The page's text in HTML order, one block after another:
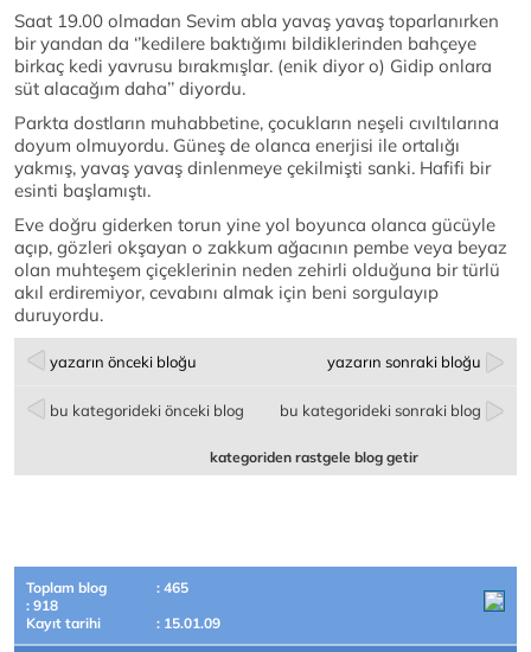
Saat 19.00 olmadan Sevim abla yavaş yavaş toparlanırken
bir yandan da ‘’kedilere baktığımı bildiklerinden bahçeye
birkaç kedi yavrusu bırakmışlar. (enik diyor o) Gidip onlara
süt alacağım daha’’ diyordu.
Parkta dostların muhabbetine, çocukların neşeli cıvıltılarına
doyum olmuyordu. Güneş de olanca enerjisi ile ortalığı
yakmış, yavaş yavaş dinlenmeye çekilmişti sanki. Hafifi bir
esinti başlamıştı.
Eve doğru giderken torun yine yol boyunca olanca gücüyle
açıp, gözleri okşayan o zakkum ağacının pembe veya beyaz
olan muhteşem çiçeklerinin neden zehirli olduğuna bir türlü
akıl erdiremiyor, cevabını almak için beni sorgulayıp
duruyordu.
yazarın önceki bloğu yazarın sonraki bloğu
bu kategorideki önceki blog bu kategorideki sonraki blog
kategoriden rastgele blog getir
Toplam blog
: 465
: 918
Kayıt tarihi
: 15.01.09